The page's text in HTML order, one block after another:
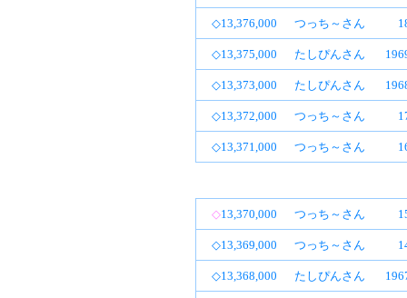
◇13,376,000 つっち～さん
◇13,375,000 たしぴんさん
◇13,373,000 たしぴんさん
◇13,372,000 つっち～さん
◇13,371,000 つっち～さん
◇13,370,000 つっち～さん
◇13,369,000 つっち～さん
◇13,368,000 たしぴんさん